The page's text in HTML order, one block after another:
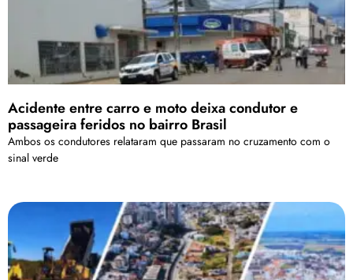
Acidente entre carro e moto deixa condutor e
passageira feridos no bairro Brasil
Ambos os condutores relataram que passaram no cruzamento com o
sinal verde